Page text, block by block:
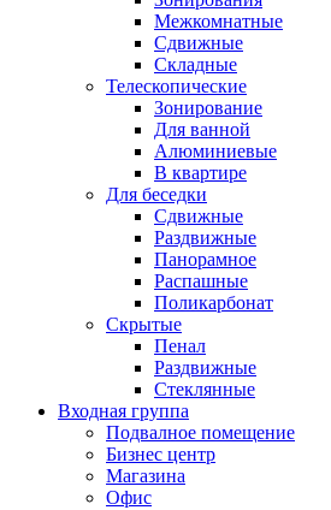
Межкомнатные
Сдвижные
Складные
Телескопические
Зонирование
Для ванной
Алюминиевые
В квартире
Для беседки
Сдвижные
Раздвижные
Панорамное
Распашные
Поликарбонат
Скрытые
Пенал
Раздвижные
Стеклянные
Входная группа
Подвалное помещение
Бизнес центр
Магазина
Офис